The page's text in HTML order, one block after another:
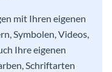
mit Ihren eigenen
Symbolen, Videos,
Ihre eigenen
Schriftarten